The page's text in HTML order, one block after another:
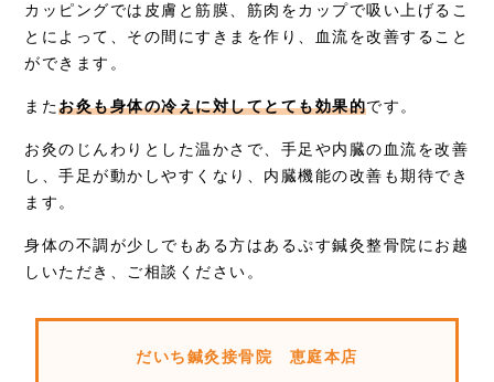
カッピングでは皮膚と筋膜、筋肉をカップで吸い上げるこ
とによって、その間にすきまを作り、血流を改善すること
ができます。
またお灸も身体の冷えに対してとても効果的です。
お灸のじんわりとした温かさで、手足や内臓の血流を改善
し、手足が動かしやすくなり、内臓機能の改善も期待でき
ます。
身体の不調が少しでもある方はあるぷす鍼灸整骨院にお越
しいただき、ご相談ください。
だいち鍼灸接骨院 恵庭本店